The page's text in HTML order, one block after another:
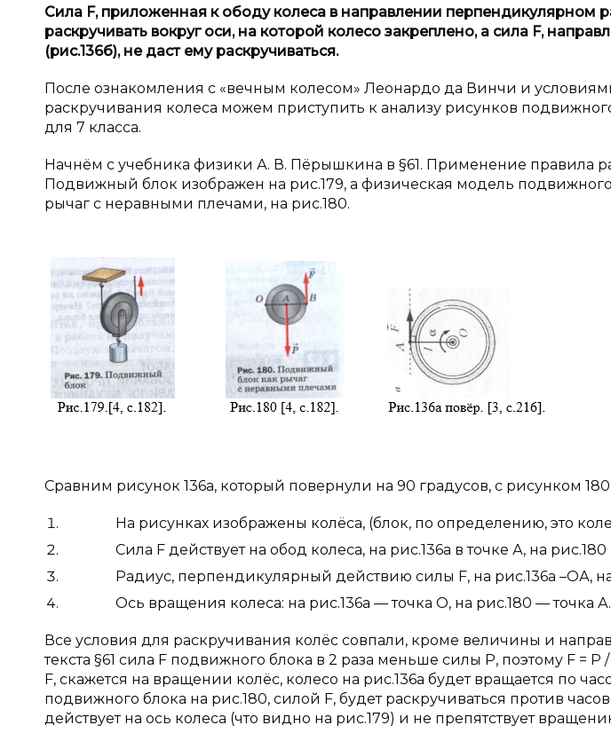
Сила F, приложенная к ободу колеса в направлении перпендикулярном
раскручивать вокруг оси, на которой колесо закреплено, а сила F,
(рис.136б), не даст ему раскручиваться.
После ознакомления с «вечным колесом» Леонардо да Винчи и
раскручивания колеса можем приступить к анализу рисунков
для 7 класса.
Начнём с учебника физики А. В. Пёрышкина в §61. Применение правила
Подвижный блок изображен на рис.179, а физическая модель подвижного
рычаг с неравными плечами, на рис.180.
Сравним рисунок 136а, который повернули на 90 градусов, с рисунком 180:
На рисунках изображены колёса, (блок, по определению, это
Сила F действует на обод колеса, на рис.136а в точке А, на рис.180
Радиус, перпендикулярный действию силы F, на рис.136а –ОА,
Ось вращения колеса: на рис.136а — точка О, на рис.180 — точка А.
Все условия для раскручивания колёс совпали, кроме величины и
текста §61 сила F подвижного блока в 2 раза меньше силы Р, поэтому F =
F, скажется на вращении колёс, колесо на рис.136а будет вращается по
подвижного блока на рис.180, силой F, будет раскручиваться против
действует на ось колеса (что видно на рис.179) и не препятствует